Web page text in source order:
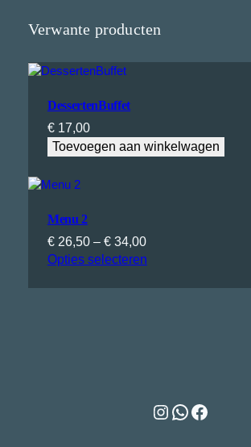
Verwante producten
DessertenBuffet
€17,00
Toevoegen aan winkelwagen
Menu 2
€26,50 – €34,00Prijsklasse:
€ 26,50
Opties selecteren
Instagram
WhatsApp